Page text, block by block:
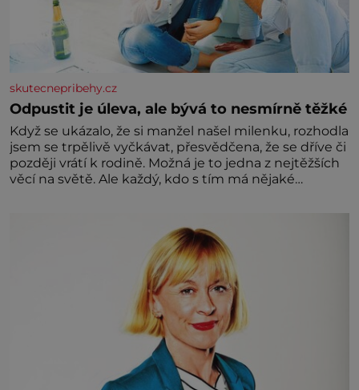
skutecnepribehy.cz
Odpustit je úleva, ale bývá to nesmírně těžké
Když se ukázalo, že si manžel našel milenku, rozhodla
jsem se trpělivě vyčkávat, přesvědčena, že se dříve či
později vrátí k rodině. Možná je to jedna z nejtěžších
věcí na světě. Ale každý, kdo s tím má nějaké